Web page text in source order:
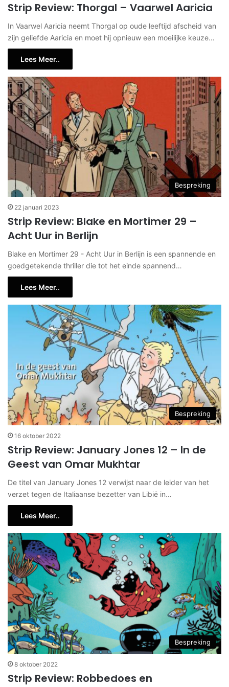
Strip Review: Thorgal – Vaarwel Aaricia
In Vaarwel Aaricia neemt Thorgal op oude leeftijd afscheid van
zijn geliefde Aaricia en moet hij opnieuw een moeilijke keuze…
Lees Meer..
Bespreking
22 januari 2023
Strip Review: Blake en Mortimer 29 –
Acht Uur in Berlijn
Blake en Mortimer 29 - Acht Uur in Berlijn is een spannende en
goedgetekende thriller die tot het einde spannend…
Lees Meer..
Bespreking
16 oktober 2022
Strip Review: January Jones 12 – In de
Geest van Omar Mukhtar
De titel van January Jones 12 verwijst naar de leider van het
verzet tegen de Italiaanse bezetter van Libië in…
Lees Meer..
Bespreking
8 oktober 2022
Strip Review: Robbedoes en